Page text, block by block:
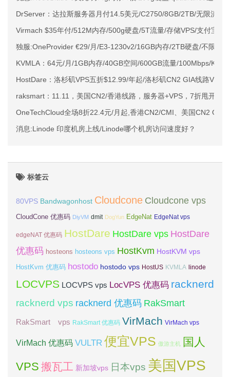
DrServer：达拉斯服务器月付14.5美元/C2750/8GB/2TB/无限流量
Virmach $35年付/512M内存/500g硬盘/5T流量/存储VPS/支付宝
独服:OneProvider €29/月/E3-1230v2/16GB内存/2TB硬盘/不限流
KVMLA：64元/月/1GB内存/40GB空间/600GB流量/100Mbps/
HostDare：洛杉矶VPS五折$12.99/年起/洛杉矶CN2 GIA线路VPS
raksmart：11.11，美国CN2/香港线路，服务器+VPS，7折甩开卖！
OneTechCloud全场8折22.4元/月起,香港CN2/CMI、美国CN2 GIA/
消息:Linode 印度机房上线/Linode哪个机房访问速度好？
标签云
80VPS Bandwagonhost Cloudcone Cloudcone vps
CloudCone 优惠码 DiyVM dmit DogYun EdgeNat EdgeNat vps
edgeNAT 优惠码 HostDare HostDare vps HostDare
优惠码 hosteons hosteons vps HostKvm HostKVM vps
HostKvm 优惠码 hostodo hostodo vps HostUS KVMLA linode
LOCVPS LOCVPS vps LocVPS 优惠码 racknerd
racknerd vps racknerd 优惠码 RakSmart
RakSmart vps RakSmart 优惠码 VirMach VirMach vps
VirMach 优惠码 VULTR 便宜VPS 傲游主机
国人
VPS 搬瓦工 新加坡vps 日本vps 美国VPS